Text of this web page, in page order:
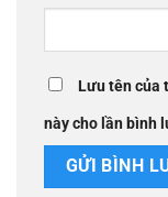
Lưu tên của
này cho lần bình